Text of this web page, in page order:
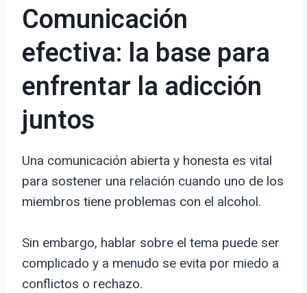
Comunicación
efectiva: la base para
enfrentar la adicción
juntos
Una comunicación abierta y honesta es vital
para sostener una relación cuando uno de los
miembros tiene problemas con el alcohol.
Sin embargo, hablar sobre el tema puede ser
complicado y a menudo se evita por miedo a
conflictos o rechazo.